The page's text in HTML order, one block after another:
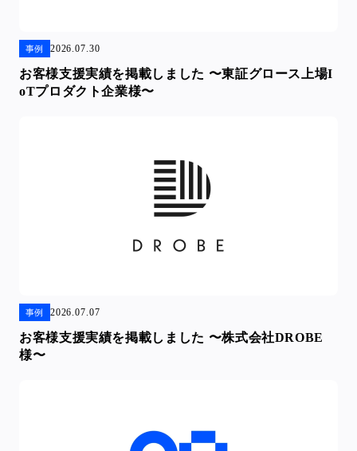
事例 2026.07.30
お客様支援実績を掲載しました 〜東証グロース上場I
oTプロダクト企業様〜
事例 2026.07.07
お客様支援実績を掲載しました 〜株式会社DROBE
様〜